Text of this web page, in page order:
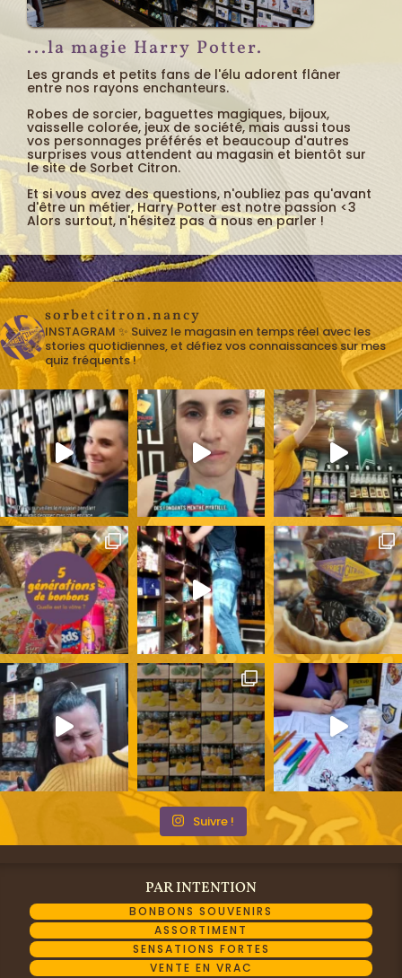
...la magie Harry Potter.
Les grands et petits fans de l'élu adorent flâner
entre nos rayons enchanteurs.
Robes de sorcier, baguettes magiques, bijoux,
vaisselle colorée, jeux de société, mais aussi tous
vos personnages préférés et beaucoup d'autres
surprises vous attendent au magasin et bientôt sur
le site de Sorbet Citron.
Et si vous avez des questions, n'oubliez pas qu'avant
d'être un métier, Harry Potter est notre passion <3
Alors surtout, n'hésitez pas à nous en parler !
sorbetcitron.nancy
INSTAGRAM ✨ Suivez le magasin en temps réel avec les
stories quotidiennes, et défiez vos connaissances sur mes
quiz fréquents !
Suivre !
PAR INTENTION
BONBONS SOUVENIRS
ASSORTIMENT
SENSATIONS FORTES
VENTE EN VRAC